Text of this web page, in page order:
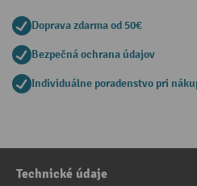
Doprava zdarma od 50€
Bezpečná ochrana údajov
Individuálne poradenstvo pri
Technické údaje